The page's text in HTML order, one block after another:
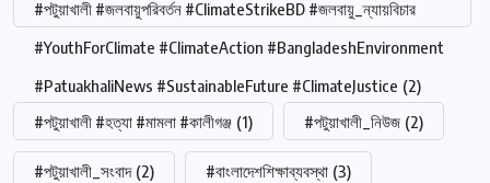
#পটুয়াখালী #জলবায়ুপরিবর্তন #ClimateStrikeBD #জলবায়ু_ন্যায়বিচার
#YouthForClimate #ClimateAction #BangladeshEnvironment
#PatuakhaliNews #SustainableFuture #ClimateJustice (2)
#পটুয়াখালী #হত্যা #মামলা #কালীগঞ্জ (1) #পটুয়াখালী_নিউজ (2)
#পটুয়াখালী_সংবাদ (2) #বাংলাদেশশিক্ষাব্যবস্থা (3)